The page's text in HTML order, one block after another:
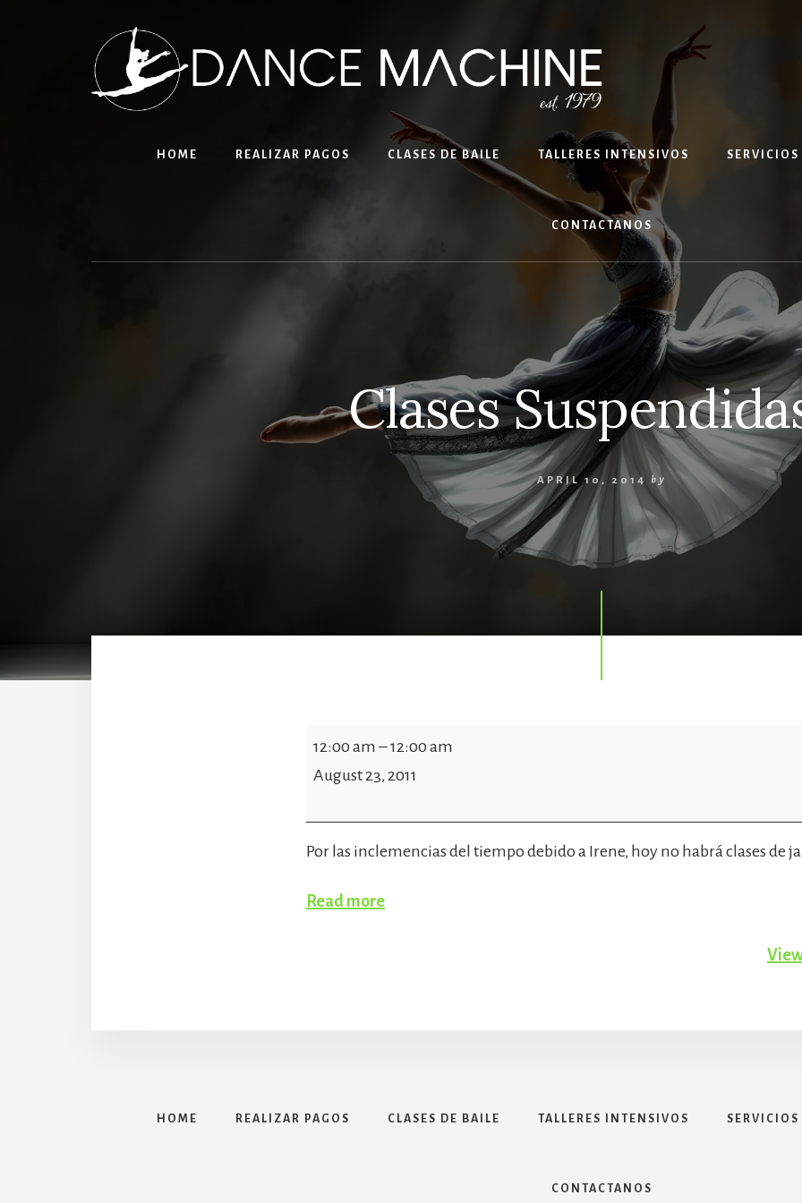
HOME REALIZAR PAGOS CLASES DE BAILE TALLERES INTENSIVOS
CONTACTANOS
Clases
APRIL 10, 2014 by
Suspendidas...
12:00 am –12:00 am
August 23, 2011
Por las inclemencias del tiempo debido a Irene, hoy no habrá clases de
Read more
HOME REALIZAR PAGOS CLASES DE BAILE TALLERES INTENSIVOS
CONTACTANOS